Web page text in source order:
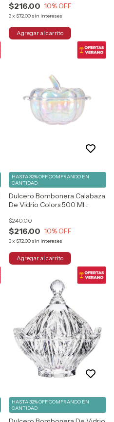
$216.00 10% OFF
3x $72.00 sin intereses
Dulcero Bombonera Calabaza
De Vidrio Colors 500 Ml
$216.00
$240.00
10% OFF
3x $72.00 sin intereses
HASTA 32% OFFCOMPRANDO EN
CANTIDAD
HASTA 32% OFFCOMPRANDO EN
CANTIDAD